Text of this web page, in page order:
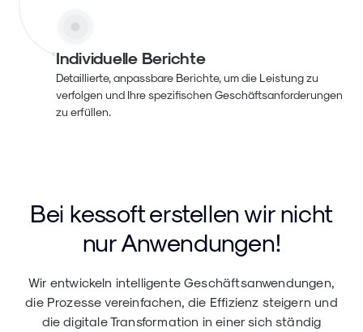
Individuelle Berichte
Detaillierte, anpassbare Berichte, um die Leistung zu
verfolgen und Ihre spezifischen Geschäftsanforderungen
zu erfüllen.
Bei kessoft erstellen wir nicht
nur Anwendungen!
Wir entwickeln intelligente Geschäftsanwendungen,
die Prozesse vereinfachen, die Effizienz steigern und
die digitale Transformation in einer sich ständig